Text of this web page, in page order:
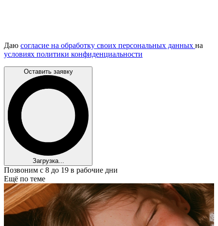
Даю согласие на обработку своих персональных данных на
условиях политики конфиденциальности
Оставить заявку
Загрузка...
Позвоним с 8 до 19 в рабочие дни
Ещё по теме